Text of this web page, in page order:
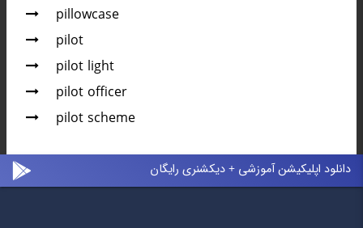
pillowcase
pilot
pilot light
pilot officer
pilot scheme
دانلود اپلیکیشن آموزشی + دیکشنری رایگان